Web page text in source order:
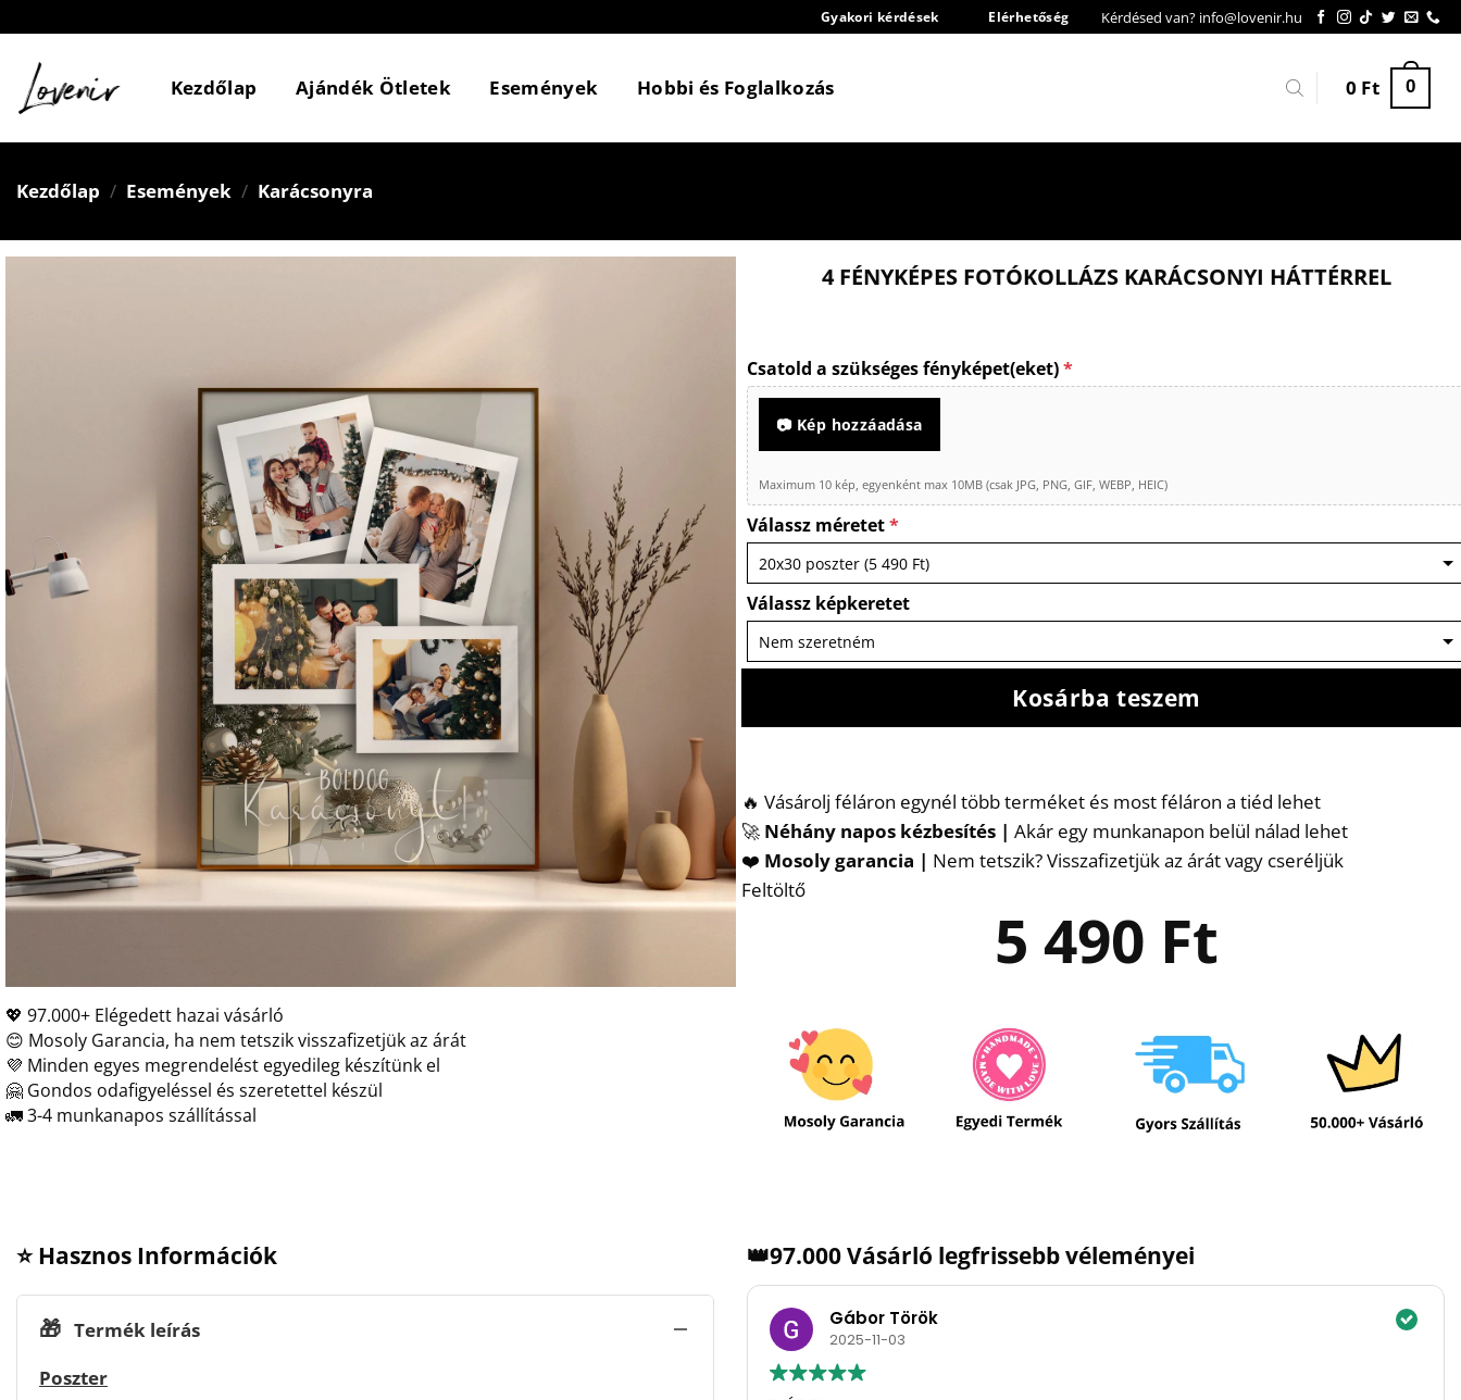
content
Gyakori kérdések Elérhetőség Kérdésed van? info@lovenir.hu
Kezdőlap Ajándék Ötletek Események Hobbi és Foglalkozás 0 Ft 0
Kezdőlap / Események / Karácsonyra
💖 97.000+ Elégedett hazai vásárló
😊 Mosoly Garancia, ha nem tetszik visszafizetjük az árát
💜 Minden egyes megrendelést egyedileg készítünk el
🤗 Gondos odafigyeléssel és szeretettel készül
🚛 3-4 munkanapos szállítással
4 FÉNYKÉPES FOTÓKOLLÁZS KARÁCSONYI HÁTTÉRREL
Csatold a szükséges fényképet(eket)*
📷 Kép hozzáadása
Maximum 10 kép, egyenként max 10MB (csak JPG, PNG, GIF, WEBP, HEIC)
Válassz méretet*
Válassz képkeretet
Kosárba teszem
🔥 Vásárolj féláron egynél több terméket és most féláron a tiéd lehet
🚀 Néhány napos kézbesítés | Akár egy munkanapon belül nálad lehet
❤️ Mosoly garancia | Nem tetszik? Visszafizetjük az árát vagy cseréljük
Feltöltő
5 490 Ft
⭐ Hasznos Információk
🎁 Termék leírás
Poszter
👑97.000 Vásárló legfrissebb véleményei
Gábor Török
2025-11-03